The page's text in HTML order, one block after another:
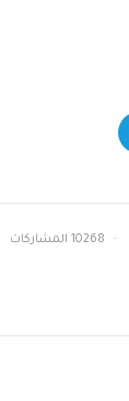
10268 المشاركات